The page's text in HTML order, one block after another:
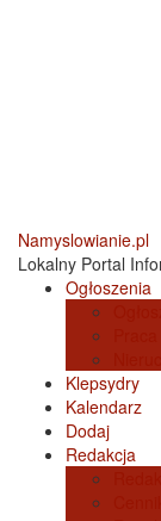
Namyslowianie.pl
Lokalny Portal
Ogłoszenia
Klepsydry
Kalendarz
Dodaj
Redakcja